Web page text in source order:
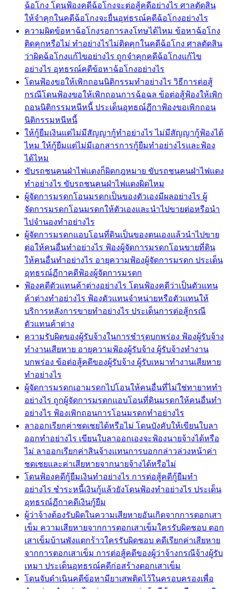
ฉ้อโกง โดนฟ้องคดีฉ้อโกงจะต่อสู้คดีอย่างไร ศาลตัดสิน
ให้จำคุกในคดีฉ้อโกงจะยื่นอุท่ธรณ์คดีฉ้อโกงอย่างไร
ความผิดข้อหาฉ้อโกงรอการลงโทษได้ไหม ข้อหาฉ้อโกง
ติดคุกหรือไม่ ทำอย่างไรไม่ติดคุกในคดีฉ้อโกง ศาลตัดสิน
ว่าผิดฉ้อโกงแก้ไขอย่างไร ถูกจำคุกคดีฉ้อโกงแก้ไข
อย่างไร อุทธรณ์คดีข้อหาฉ้อโกงอย่างไร
โดนฟ้องขอให้เพิกถอนนิติกรรมทำอย่างไร วิธีการต่อสู้
กรณีโดนฟ้องขอให้เพิกถอนการฉ้อฉล ข้อต่อสู้ฟ้องให้เพิก
ถอนนิติกรรมหนีหนี้ ประเด็นอุทธณ์ฏีกาฟ้องขอเพิกถอน
นิติกรรมหนีหนี้
ให้กู้ยืมเงินแต่ไม่มีสัญญากู้ทำอย่างไร ไม่มีสัญญากู้ฟ้องได้
ไหม ให้กู้ยืมแต่ไม่มีเอกสารการกู้ยืมทำอย่างไรและฟ้อง
ได้ไหม
ขับรถชนคนฝ่าไฟแดงก็ผิดกฎหมาย ขับรถชนคนฝ่าไฟแดง
ทำอย่างไร ขับรถชนคนฝ่าไฟแดงผิดไหม
ผู้จัดการมรดกโอนมรดกเป็นของตัวเองมีผลอย่างไร ผู้
จัดการมรดกโอนมรดกให้ตัวเองและนำไปขายต่อหรือนำ
ไปจำนองทำอย่างไร
ผู้จัดการมรดกแอบโอนที่ดินเป็นของตนเองแล้วนำไปขาย
ต่อให้คนอื่นทำอย่างไร ฟ้องผู้จัดการมรดกโอนขายที่ดิน
ให้คนอื่นทำอย่างไร อายุความฟ้องผู้จัดการมรดก ประเด็น
อุทธรณ์ฏีกาคดีฟ้องผู้จัดการมรดก
ฟ้องคดีตัวแทนค้าต่างอย่างไร โดนฟ้องคดีว่าเป็นตัวแทน
ค้าต่างทำอย่างไร ฟ้องตัวแทนจำหน่ายหรือตัวแทนให้
บริการหลังการขายทำอย่างไร ประเด็นการต่อสู้กรณี
ตัวแทนค้าต่าง
ความรับผิดของผู้รับจ้างในการชำรุดบกพร่อง ฟ้องผู้รับจ้าง
ทำงานเสียหาย อายุความฟ้องผู้รับจ้าง ผู้รับจ้างทำงาน
บกพร่อง ข้อต่อสู้คดีของผู้รับจ้าง ผู้รับเหมาทำงานเสียหาย
ทำอย่างไร
ผู้จัดการมรดกเอามรดกไปโอนให้คนอื่นที่ไม่ใช่ทายาททำ
อย่างไร ถูกผู้จัดการมรดกแอบโอนที่ดินมรดกให้คนอื่นทำ
อย่างไร ฟ้องเพิกถอนการโอนมรดกทำอย่างไร
ลาออกเรียกค่าชดเชยได้หรือไม่ โดนบังคับให้เขียนใบลา
ออกทำอย่างไร เขียนใบลาออกเองจะฟ้องนายจ้างได้หรือ
ไม่ ลาออกเรียกค่าสินจ้างแทนการบอกกล่าวล่วงหน้าค่า
ชดเชยและค่าเสียหายจากนายจ้างได้หรือไม่
โดนฟ้องคดีกู้ยืมเงินทำอย่างไร การต่อสู้คดีกู้ยืมทำ
อย่างไร ชำระหนี้เงินกู้แล้วยังโดนฟ้องทำอย่างไร ประเด็น
อุทธรณ์ฏีกาคดีเงินกู้ยืม
ผู้ว่าจ้างต้องรับผิดในความเสียหายอันเกิดจากการตอกเสา
เข็ม ความเสียหายจากการตอกเสาเข็มใครรับผิดชอบ ตอก
เสาเข็มบ้านพังแตกร้าวใครรับผิดชอบ คดีเรียกค่าเสียหาย
จากการตอกเสาเข็ม การต่อสู้คดีของผู้ว่าจ้างกรณีจ้างผู้รับ
เหมา ประเด็นอุทธรณ์คดีก่อสร้างตอกเสาเข็ม
โดนจับดำเนินคดีข้อหามียาเสพติดไว้ในครอบครองเพื่อ